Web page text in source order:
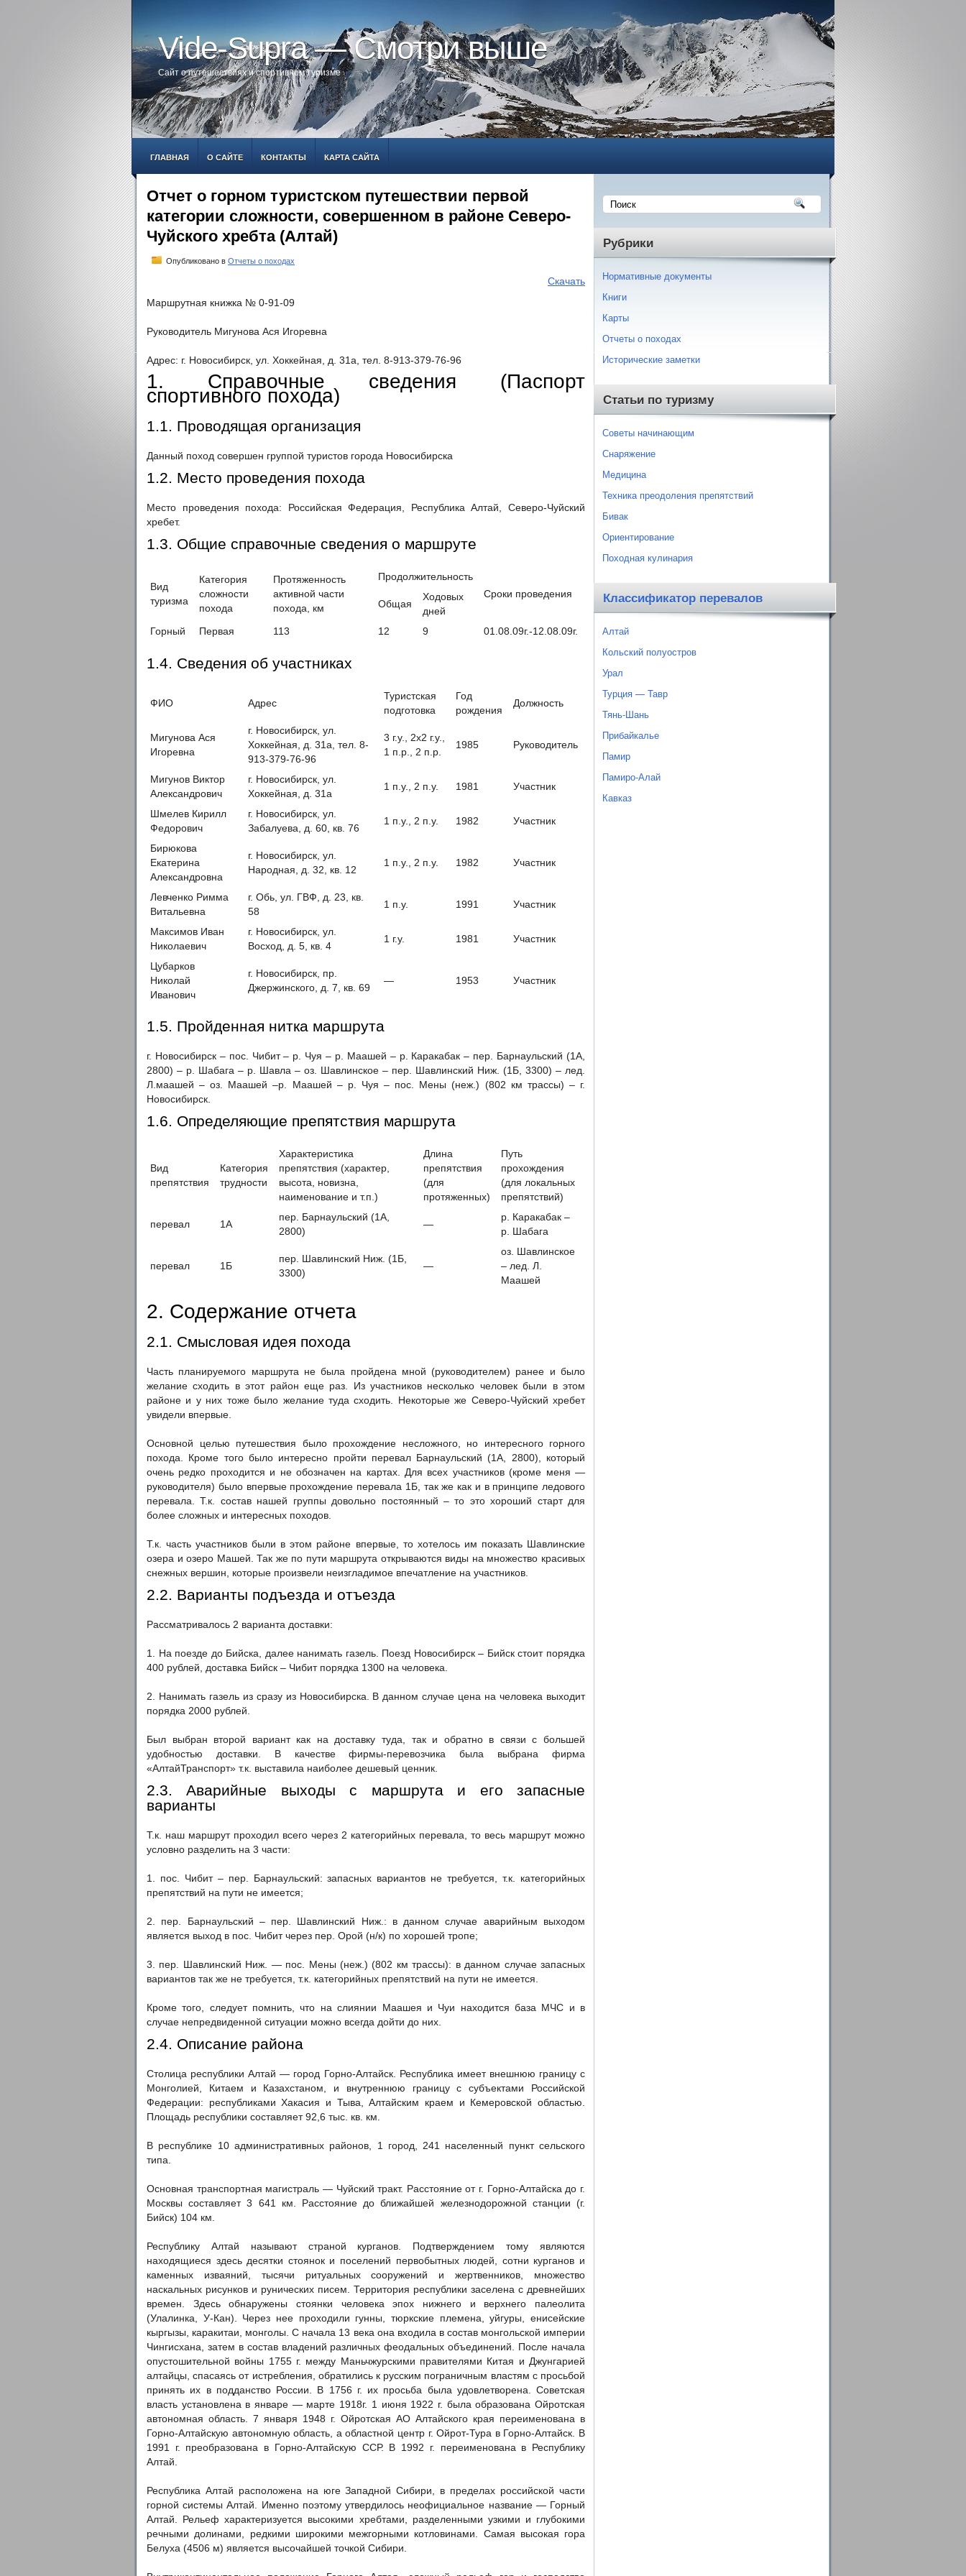
Vide-Supra — Смотри выше
Сайт о путешествиях и спортивном туризме
ГЛАВНАЯ О САЙТЕ КОНТАКТЫ КАРТА САЙТА
Отчет о горном туристском путешествии первой
категории сложности, совершенном в районе Северо-
Чуйского хребта (Алтай)
Опубликовано в Отчеты о походах
Скачать
Маршрутная книжка № 0-91-09
Руководитель Мигунова Ася Игоревна
Адрес: г. Новосибирск, ул. Хоккейная, д. 31а, тел. 8-913-379-76-96
1. Справочные сведения (Паспорт
спортивного похода)
1.1. Проводящая организация
Данный поход совершен группой туристов города Новосибирска
1.2. Место проведения похода
Место проведения похода: Российская Федерация, Республика Алтай, Северо-Чуйский
хребет.
1.3. Общие справочные сведения о маршруте
Вид
туризма
Категория
сложности
похода
Протяженность
активной части
похода, км
Продолжительность
Сроки проведения
Общая
Ходовых
дней
Горный
Первая 113 12 9 01.08.09г.-12.08.09г.
1.4. Сведения об участниках
ФИО Адрес
Туристская
подготовка
Год
рождения
Должность
Мигунова Ася
Игоревна
г. Новосибирск, ул.
Хоккейная, д. 31а, тел. 8-
913-379-76-96
3 г.у., 2х2 г.у.,
1 п.р., 2 п.р.
1985 Руководитель
Мигунов Виктор
Александрович
г. Новосибирск, ул.
Хоккейная, д. 31а
1 п.у., 2 п.у. 1981 Участник
Шмелев Кирилл
Федорович
г. Новосибирск, ул.
Забалуева, д. 60, кв. 76
1 п.у., 2 п.у. 1982 Участник
Бирюкова
Екатерина
Александровна
г. Новосибирск, ул.
Народная, д. 32, кв. 12
1 п.у., 2 п.у. 1982 Участник
Левченко Римма
Витальевна
г. Обь, ул. ГВФ, д. 23, кв.
58
1 п.у. 1991 Участник
Максимов Иван
Николаевич
г. Новосибирск, ул.
Восход, д. 5, кв. 4
1 г.у. 1981 Участник
Цубарков
Николай
Иванович
г. Новосибирск, пр.
Джержинского, д. 7, кв. 69
— 1953 Участник
1.5. Пройденная нитка маршрута
г. Новосибирск – пос. Чибит – р. Чуя – р. Маашей – р. Каракабак – пер. Барнаульский (1А,
2800) – р. Шабага – р. Шавла – оз. Шавлинское – пер. Шавлинский Ниж. (1Б, 3300) – лед.
Л.маашей – оз. Маашей –р. Маашей – р. Чуя – пос. Мены (неж.) (802 км трассы) – г.
Новосибирск.
1.6. Определяющие препятствия маршрута
Вид
препятствия
Категория
трудности
Характеристика
препятствия (характер,
высота, новизна,
наименование и т.п.)
Длина
препятствия
(для
протяженных)
Путь
прохождения
(для локальных
препятствий)
перевал 1А
пер. Барнаульский (1А,
2800)
—
р. Каракабак –
р. Шабага
перевал 1Б
пер. Шавлинский Ниж. (1Б,
3300)
—
оз. Шавлинское
– лед. Л.
Маашей
2. Содержание отчета
2.1. Смысловая идея похода
Часть планируемого маршрута не была пройдена мной (руководителем) ранее и было
желание сходить в этот район еще раз. Из участников несколько человек были в этом
районе и у них тоже было желание туда сходить. Некоторые же Северо-Чуйский хребет
увидели впервые.
Основной целью путешествия было прохождение несложного, но интересного горного
похода. Кроме того было интересно пройти перевал Барнаульский (1А, 2800), который
очень редко проходится и не обозначен на картах. Для всех участников (кроме меня —
руководителя) было впервые прохождение перевала 1Б, так же как и в принципе ледового
перевала. Т.к. состав нашей группы довольно постоянный – то это хороший старт для
более сложных и интересных походов.
Т.к. часть участников были в этом районе впервые, то хотелось им показать Шавлинские
озера и озеро Машей. Так же по пути маршрута открываются виды на множество красивых
снежных вершин, которые произвели неизгладимое впечатление на участников.
2.2. Варианты подъезда и отъезда
Рассматривалось 2 варианта доставки:
1. На поезде до Бийска, далее нанимать газель. Поезд Новосибирск – Бийск стоит порядка
400 рублей, доставка Бийск – Чибит порядка 1300 на человека.
2. Нанимать газель из сразу из Новосибирска. В данном случае цена на человека выходит
порядка 2000 рублей.
Был выбран второй вариант как на доставку туда, так и обратно в связи с большей
удобностью доставки. В качестве фирмы-перевозчика была выбрана фирма
«АлтайТранспорт» т.к. выставила наиболее дешевый ценник.
2.3. Аварийные выходы с маршрута и его запасные
варианты
Т.к. наш маршрут проходил всего через 2 категорийных перевала, то весь маршрут можно
условно разделить на 3 части:
1. пос. Чибит – пер. Барнаульский: запасных вариантов не требуется, т.к. категорийных
препятствий на пути не имеется;
2. пер. Барнаульский – пер. Шавлинский Ниж.: в данном случае аварийным выходом
является выход в пос. Чибит через пер. Орой (н/к) по хорошей тропе;
3. пер. Шавлинский Ниж. — пос. Мены (неж.) (802 км трассы): в данном случае запасных
вариантов так же не требуется, т.к. категорийных препятствий на пути не имеется.
Кроме того, следует помнить, что на слиянии Маашея и Чуи находится база МЧС и в
случае непредвиденной ситуации можно всегда дойти до них.
2.4. Описание района
Столица республики Алтай — город Горно-Алтайск. Республика имеет внешнюю границу с
Монголией, Китаем и Казахстаном, и внутреннюю границу с субъектами Российской
Федерации: республиками Хакасия и Тыва, Алтайским краем и Кемеровской областью.
Площадь республики составляет 92,6 тыс. кв. км.
В республике 10 административных районов, 1 город, 241 населенный пункт сельского
типа.
Основная транспортная магистраль — Чуйский тракт. Расстояние от г. Горно-Алтайска до г.
Москвы составляет 3 641 км. Расстояние до ближайшей железнодорожной станции (г.
Бийск) 104 км.
Республику Алтай называют страной курганов. Подтверждением тому являются
находящиеся здесь десятки стоянок и поселений первобытных людей, сотни курганов и
каменных изваяний, тысячи ритуальных сооружений и жертвенников, множество
наскальных рисунков и рунических писем. Территория республики заселена с древнейших
времен. Здесь обнаружены стоянки человека эпох нижнего и верхнего палеолита
(Улалинка, У-Кан). Через нее проходили гунны, тюркские племена, уйгуры, енисейские
кыргызы, каракитаи, монголы. С начала 13 века она входила в состав монгольской империи
Чингисхана, затем в состав владений различных феодальных объединений. После начала
опустошительной войны 1755 г. между Маньчжурскими правителями Китая и Джунгарией
алтайцы, спасаясь от истребления, обратились к русским пограничным властям с просьбой
принять их в подданство России. В 1756 г. их просьба была удовлетворена. Советская
власть установлена в январе — марте 1918г. 1 июня 1922 г. была образована Ойротская
автономная область. 7 января 1948 г. Ойротская АО Алтайского края переименована в
Горно-Алтайскую автономную область, а областной центр г. Ойрот-Тура в Горно-Алтайск. В
1991 г. преобразована в Горно-Алтайскую ССР. В 1992 г. переименована в Республику
Алтай.
Республика Алтай расположена на юге Западной Сибири, в пределах российской части
горной системы Алтай. Именно поэтому утвердилось неофициальное название — Горный
Алтай. Рельеф характеризуется высокими хребтами, разделенными узкими и глубокими
речными долинами, редкими широкими межгорными котловинами. Самая высокая гора
Белуха (4506 м) является высочайшей точкой Сибири.
Рубрики
Нормативные документы
Книги
Карты
Отчеты о походах
Исторические заметки
Статьи по туризму
Советы начинающим
Снаряжение
Медицина
Техника преодоления препятствий
Бивак
Ориентирование
Походная кулинария
Классификатор перевалов
Алтай
Кольский полуостров
Урал
Турция — Тавр
Тянь-Шань
Прибайкалье
Памир
Памиро-Алай
Кавказ